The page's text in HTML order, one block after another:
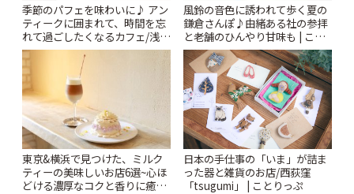
季節のパフェを味わいに♪ アン
ティークに囲まれて、時間を忘
れて過ごしたくなるカフェ/浅草
「annorum cafe」 | ことりっぷ
風鈴の音色に誘われて歩く夏の
鎌倉さんぽ♪由緒ある社の参拝
と老舗のひんやり甘味も | こと
りっぷ
東京&横浜で見つけた、ミルク
ティーの美味しいお店6選~心ほ
どける濃厚なコクと香りに癒や
日本の手仕事の「いま」が詰ま
った器と雑貨のお店/西荻窪
「tsugumi」 | ことりっぷ